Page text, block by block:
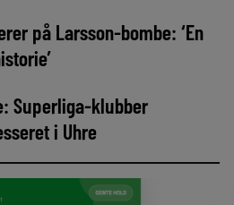
på Larsson-bombe: ‘En
Superliga-klubber
i Uhre